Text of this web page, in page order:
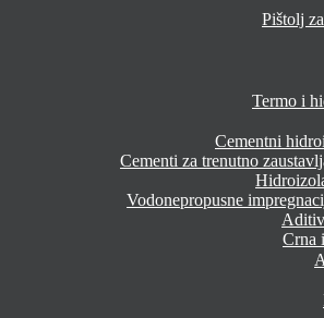
Pištolj
Termo i
Cementni
Cementi za trenutno
Vodonepropusne
Crna